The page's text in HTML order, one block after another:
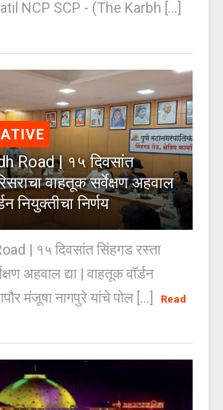
NCP SCP - (The Karbh [...]
Road | १५ दिवसांत
वाहतूक सर्वेक्षण अहवाल
नियुक्तीचा निर्णय
| १५ दिवसांत सिंहगड रस्ता
अहवाल द्या | वाहतूक वॉर्डन
मंजूषा नागपुरे यांचे पोल [...]
Read